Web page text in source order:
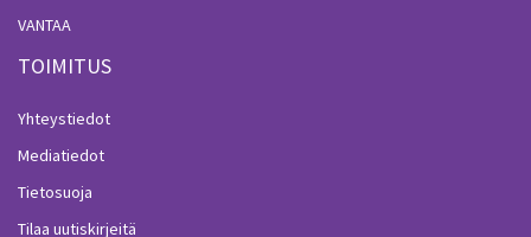
VANTAA
TOIMITUS
Yhteystiedot
Mediatiedot
Tietosuoja
Tilaa uutiskirjeitä